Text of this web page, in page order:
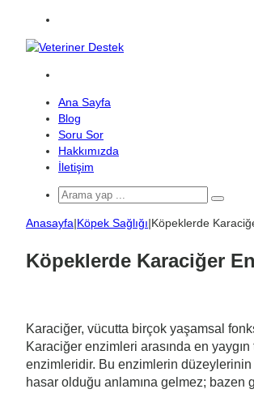
...
Ana Sayfa
Blog
Soru Sor
Hakkımızda
İletişim
Arama
yap
...
Anasayfa|Köpek Sağlığı|Köpeklerde
Köpeklerde Karaciğer
Karaciğer, vücutta birçok yaşamsal
Karaciğer enzimleri arasında en
enzimleridir. Bu enzimlerin
hasar olduğu anlamına gelmez;